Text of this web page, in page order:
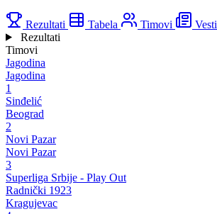
Rezultati Tabela Timovi Vesti
Rezultati
Timovi
Jagodina
Jagodina
1
Sinđelić
Beograd
2
Novi Pazar
Novi Pazar
3
Superliga Srbije - Play Out
Radnički 1923
Kragujevac